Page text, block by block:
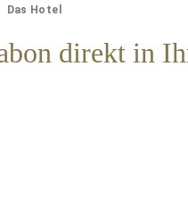
Das Hotel
direkt in